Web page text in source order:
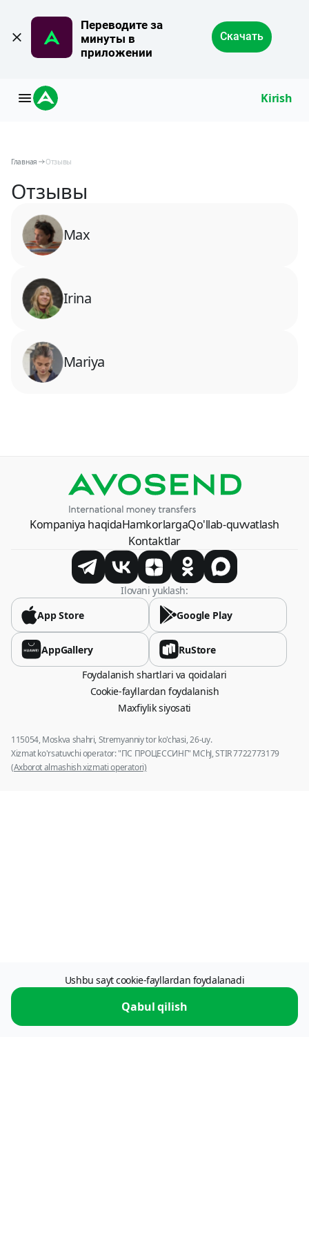
Переводите за
минуты в
приложении
Скачать
Kirish
Главная Отзывы
Отзывы
Max
Irina
Mariya
Kompaniya haqidaHamkorlargaQo'llab-quvvatlash
Kontaktlar
Ilovani yuklash:
App Store
Google Play
AppGallery
RuStore
Foydalanish shartlari va qoidalari
Cookie-fayllardan foydalanish
Maxfiylik siyosati
115054, Moskva shahri, Stremyanniy tor ko'chasi, 26-uy.
Xizmat ko'rsatuvchi operator: "ПС ПРОЦЕССИНГ" MChJ, STIR 7722773179
(Axborot almashish xizmati operatori)
Ushbu sayt cookie-fayllardan foydalanadi
Qabul qilish